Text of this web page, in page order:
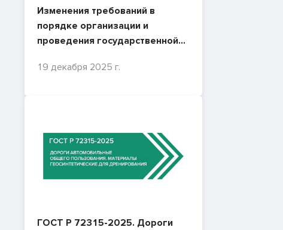
Изменения требований в
порядке организации и
проведения государственной
документации и результатов
19 декабря 2025 г.
ГОСТ Р 72315-2025. Дороги